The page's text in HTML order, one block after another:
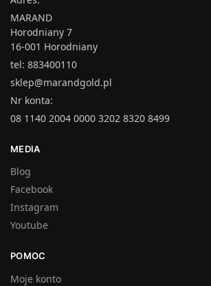
MARAND
Horodniany 7
16-001 Horodniany
tel: 883400110
sklep@marandgold.pl
Nr konta:
08 1140 2004 0000 3202 8320 8499
MEDIA
Blog
Facebook
Instagram
Youtube
POMOC
Moje konto